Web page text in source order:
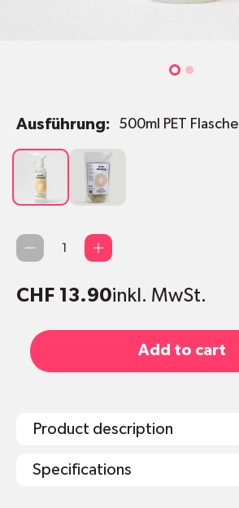
Ausführung: 500ml PET Flasche
500ml
PET
Flasche
Nachfüllbeutel
Qty
CHF 13.90inkl. MwSt.
Add to cart
Product description
Specifications